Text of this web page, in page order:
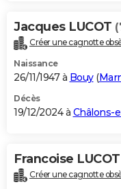
Jacques LUCOT
Créer une cagnotte
Naissance
26/11/1947 à Bouy(
Décès
19/12/2024 à Châlons-
Francoise LUCOT
Créer une cagnotte